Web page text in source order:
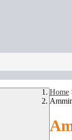
Home